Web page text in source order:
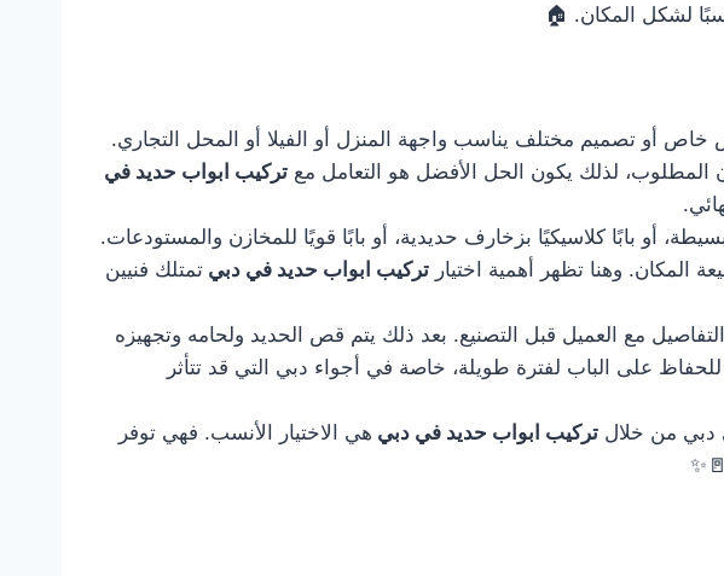
لشكل المكان. 🏠
أو تصميم مختلف يناسب واجهة المنزل أو الفيلا أو المحل التجاري.
المطلوب، لذلك يكون الحل الأفضل هو التعامل مع تركيب ابواب حديد في
أو بابًا كلاسيكيًا بزخارف حديدية، أو بابًا قويًا للمخازن والمستودعات.
وهنا تظهر أهمية اختيار تركيب ابواب حديد في دبي تمتلك فنيين
مع العميل قبل التصنيع. بعد ذلك يتم قص الحديد ولحامه وتجهيزه
على الباب لفترة طويلة، خاصة في أجواء دبي التي قد تتأثر
دبي من خلال تركيب ابواب حديد في دبي هي الاختيار الأنسب. فهي توفر